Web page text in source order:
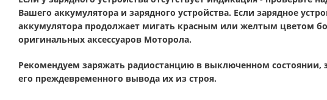
Вашего аккумулятора и зарядного устройства. Если зарядное
аккумулятора продолжает мигать красным или желтым цветом
оригинальных аксессуаров Моторола.
Рекомендуем заряжать радиостанцию в выключенном состоянии,
его преждевременного вывода их из строя.